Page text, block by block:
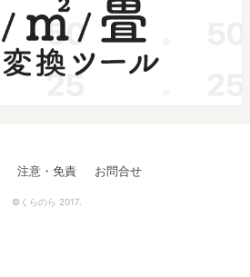
注意・免責 お問合せ
©くらのら 2017.